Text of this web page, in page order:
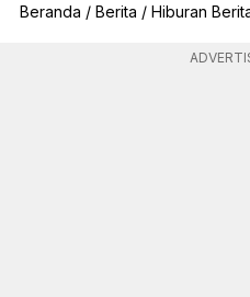
Beranda / Berita / Hiburan